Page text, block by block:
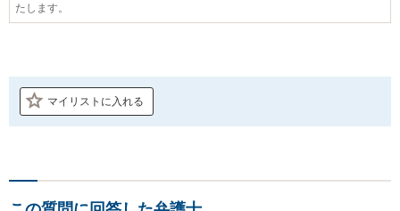
たします。
マイリストに入れる